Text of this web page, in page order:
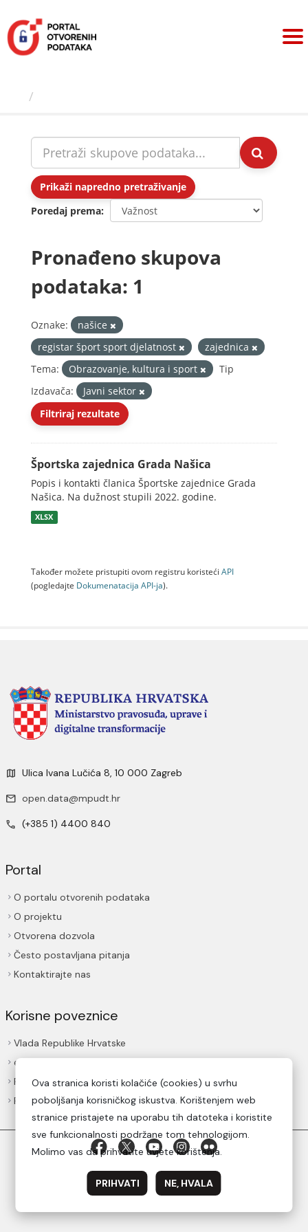
sadržaj
Prikaži napredno pretraživanje
Poredaj prema
Pronađeno skupova
podataka: 1
Oznake:
našice
registar šport sport djelatnost
zajednica
Tema:
Obrazovanje, kultura i sport
Tip
Izdavača:
Javni sektor
Filtriraj rezultate
Športska zajednica Grada Našica
Popis i kontakti članica Športske zajednice Grada
Našica. Na dužnost stupili 2022. godine.
XLSX
Također možete pristupiti ovom registru koristeći API
(pogledajte Dokumenаtаcijа API-jа).